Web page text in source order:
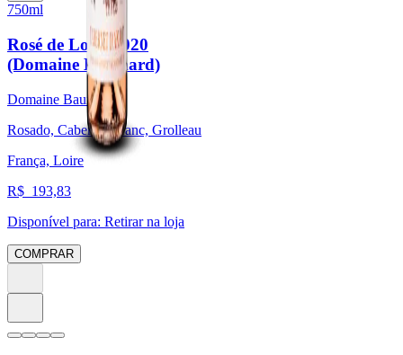
750ml
Rosé de Loire 2020
(Domaine Baumard)
Domaine Baumard
Rosado, Cabernet Franc, Grolleau
França, Loire
R$ 193,83
Disponível para: Retirar na loja
COMPRAR